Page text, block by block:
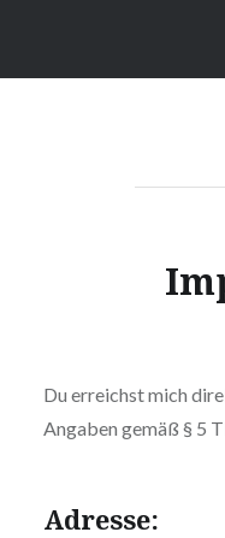
InhaltKommt und
Du erreichst mich
Angaben gemäß § 5
Adresse: